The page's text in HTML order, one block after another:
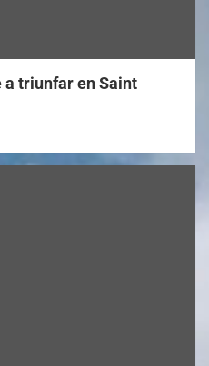
a triunfar en Saint